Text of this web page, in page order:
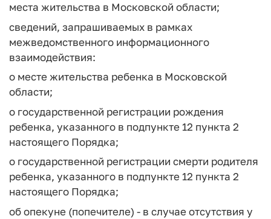
места жительства в Московской области;
сведений, запрашиваемых в рамках
межведомственного информационного
взаимодействия:
о месте жительства ребенка в Московской
области;
о государственной регистрации рождения
ребенка, указанного в подпункте 12 пункта 2
настоящего Порядка;
о государственной регистрации смерти родителя
ребенка, указанного в подпункте 12 пункта 2
настоящего Порядка;
об опекуне (попечителе) - в случае отсутствия у